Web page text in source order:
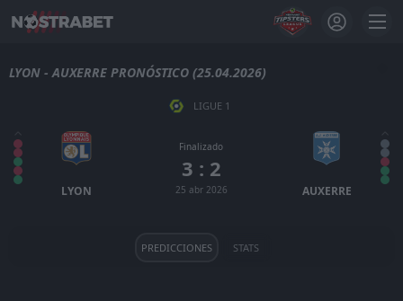
LYON - AUXERRE PRONÓSTICO (25.04.2026)
LIGUE 1
LYON
Finalizado
3 : 2
25 abr 2026 AUXERRE
PREDICCIONES STATS